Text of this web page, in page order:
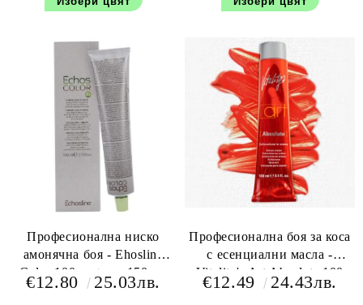
Професионална ниско
амонячна боя - Ehosline
Color 100 мл+oxy 150 мл
€12.80 25.03лв.
Професионална боя за коса
с есенциални масла -
Vitality's Art Absolute 100
мл+150 мл оксидант
€12.49 24.43лв.